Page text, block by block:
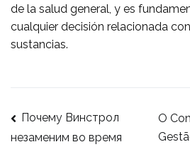
de la salud general, y es
cualquier decisión relacionada
sustancias.
Почему Винстрол
незаменим во время
O